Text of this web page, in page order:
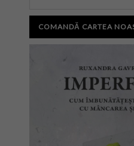
COMANDĂ CARTEA